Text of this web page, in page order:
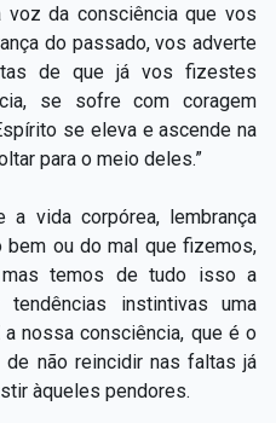
da consciência que vos
do passado, vos adverte
de que já vos fizestes
se sofre com coragem
se eleva e ascende na
para o meio deles.”
a vida corpórea, lembrança
ou do mal que fizemos,
mas temos de tudo isso a
instintivas uma
nossa consciência, que é o
não reincidir nas faltas já
àqueles pendores.